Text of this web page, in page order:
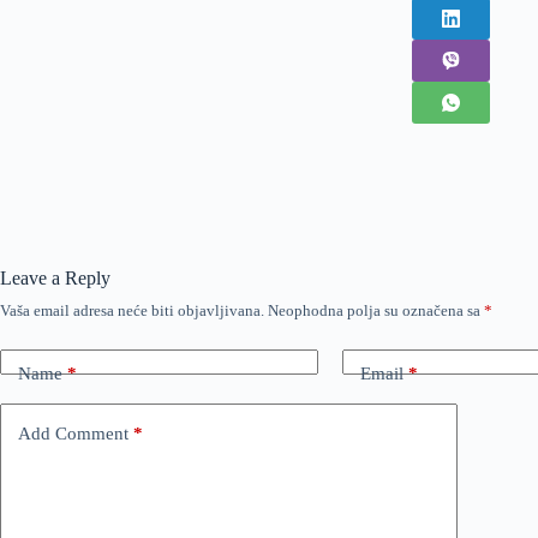
Leave a Reply
Vaša email adresa neće biti objavljivana. Neophodna polja su označena sa *
Name* Email*
Add Comment *